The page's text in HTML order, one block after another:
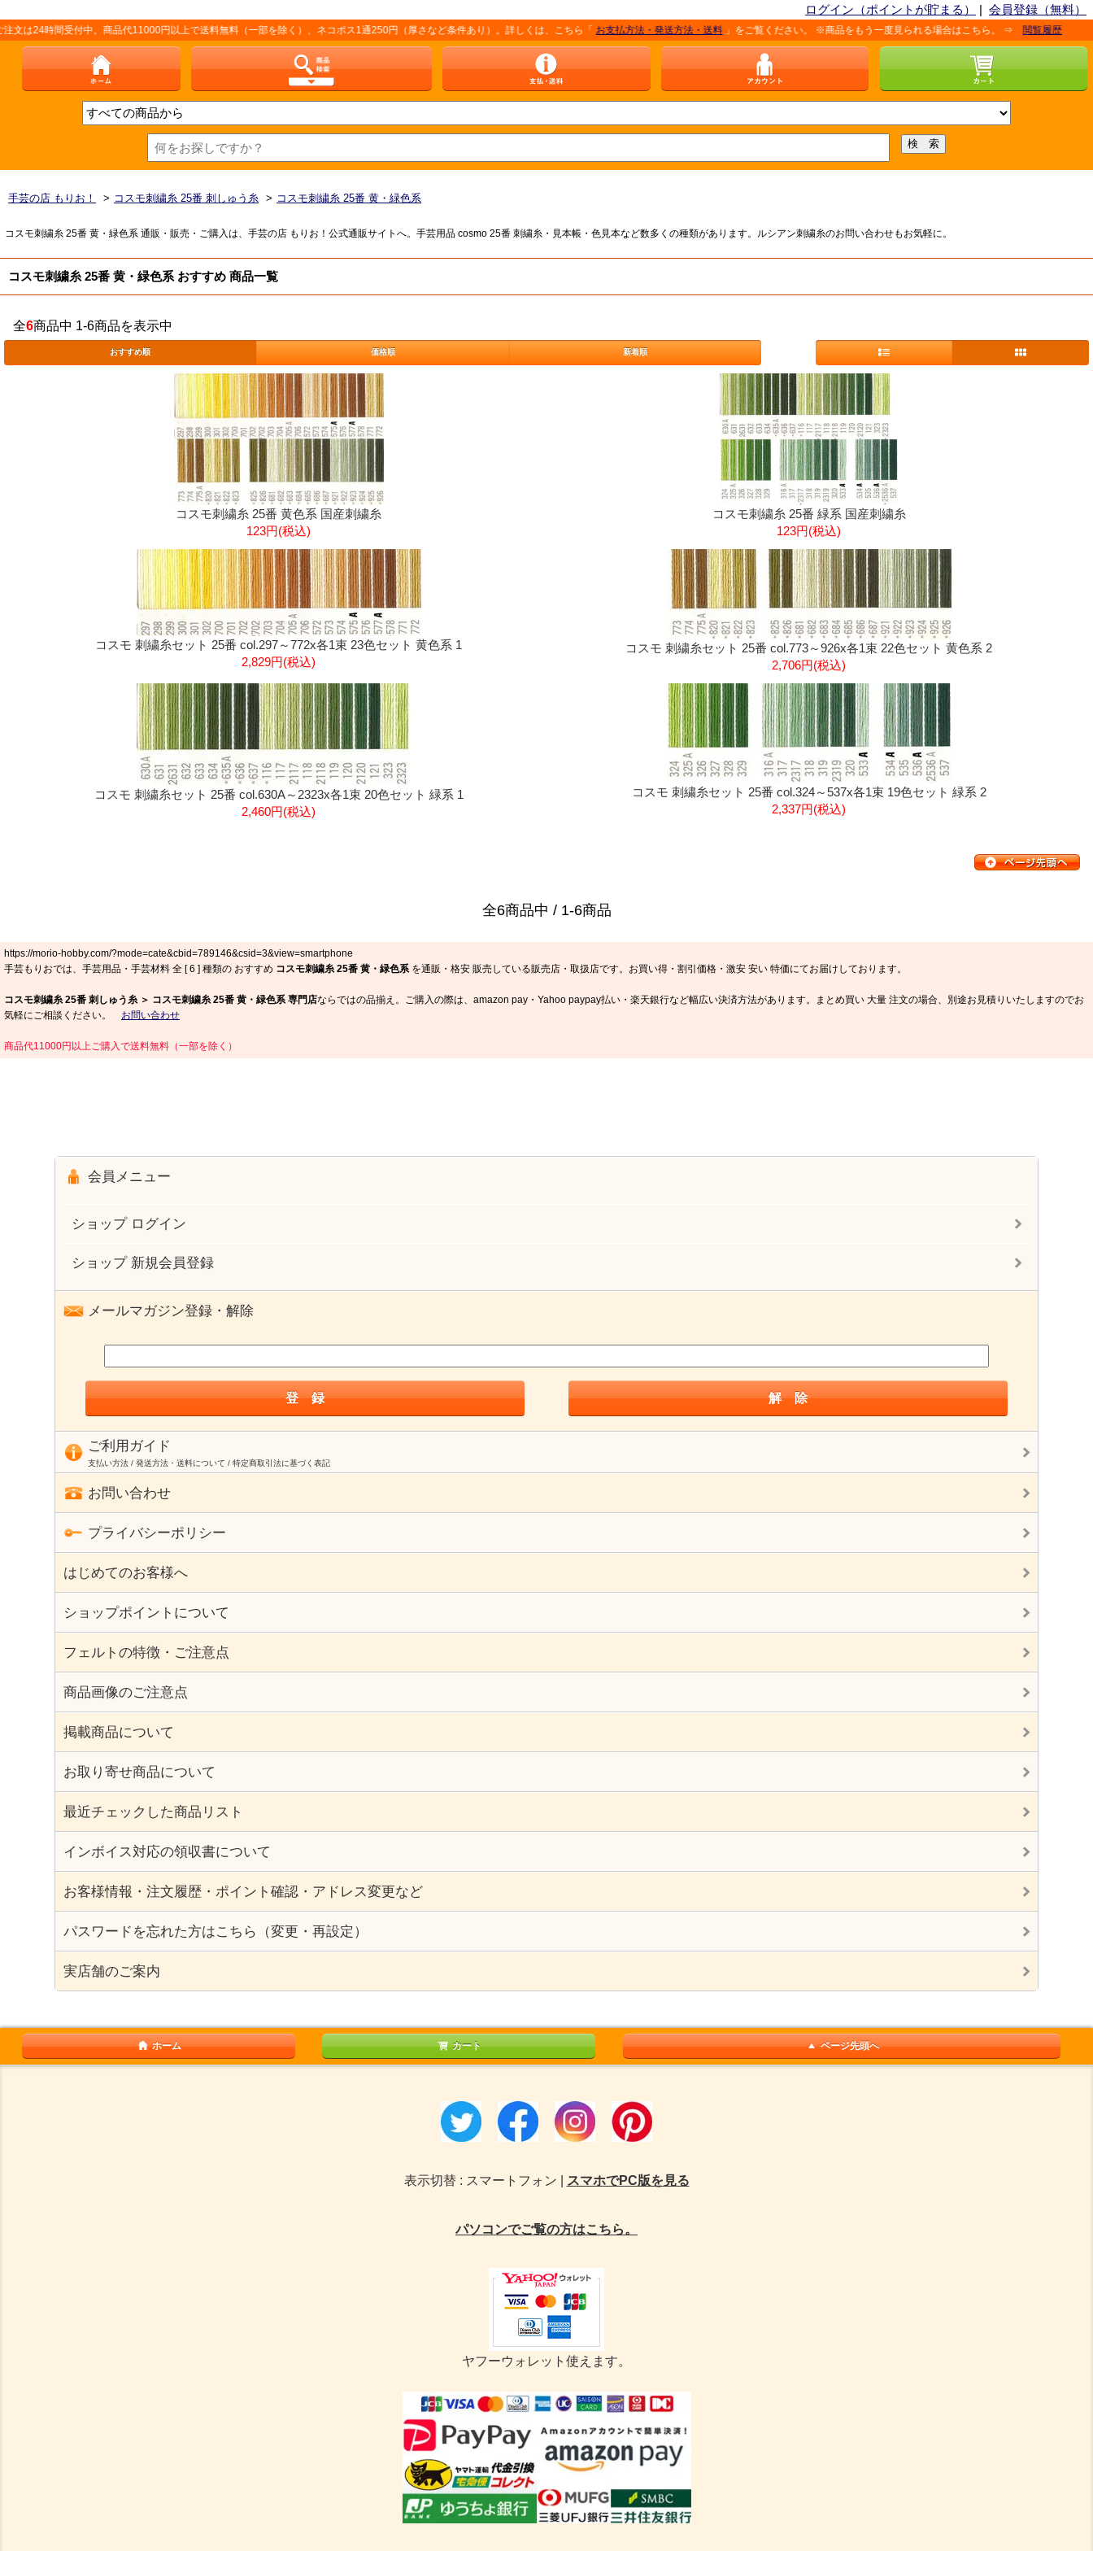
ログイン（ポイントが貯まる） | 会員登録（無料）
時間受付中。商品代11000円以上で送料無料（一部を除く）、ネコポス1通250円（厚さなど条件あり）。詳しくは、こちら「お支払方法・発送方法・送料」をご覧ください。 ※商品をもう一度見られる場合はこちら。 ⇒閲覧履歴
手芸の店 もりお！ > コスモ刺繍糸 25番 刺しゅう糸 > コスモ刺繍糸 25番 黄・緑色系
コスモ刺繍糸 25番 黄・緑色系 通販・販売・ご購入は、手芸の店 もりお！公式通販サイトへ。手芸用品 cosmo 25番 刺繍糸・見本帳・色見本など数多くの種類があります。ルシアン刺繍糸のお問い合わせもお気軽に。
コスモ刺繍糸 25番 黄・緑色系 おすすめ 商品一覧
全6商品中 1-6商品を表示中
おすすめ順 価格順 新着順
コスモ刺繍糸 25番 黄色系 国産刺繍糸
123円(税込)
コスモ刺繍糸 25番 緑系 国産刺繍糸
123円(税込)
コスモ 刺繍糸セット 25番 col.297～772x各1束 23色セット 黄色系 1
2,829円(税込)
コスモ 刺繍糸セット 25番 col.773～926x各1束 22色セット 黄色系 2
2,706円(税込)
コスモ 刺繍糸セット 25番 col.630A～2323x各1束 20色セット 緑系 1
2,460円(税込)
コスモ 刺繍糸セット 25番 col.324～537x各1束 19色セット 緑系 2
2,337円(税込)
全6商品中 / 1-6商品
https://morio-hobby.com/?mode=cate&cbid=789146&csid=3&view=smartphone
手芸もりおでは、手芸用品・手芸材料 全 [6 ] 種類の おすすめ コスモ刺繍糸 25番 黄・緑色系を通販・格安 販売している販売店・取扱店です。お買い得・割引価格・激安 安い 特価にてお届けしております。
コスモ刺繍糸 25番 刺しゅう糸 ＞ コスモ刺繍糸 25番 黄・緑色系 専門店ならではの品揃え。ご購入の際は、amazon pay・Yahoo paypay払い・楽天銀行など幅広い決済方法があります。まとめ買い 大量 注文の場合、別途お見積りいたしますのでお
気軽にご相談ください。 お問い合わせ
商品代11000円以上ご購入で送料無料（一部を除く）
会員メニュー
ショップ ログイン
ショップ 新規会員登録
メールマガジン登録・解除
ご利用ガイド
支払い方法 / 発送方法・送料について / 特定商取引法に基づく表記
お問い合わせ
プライバシーポリシー
はじめてのお客様へ
ショップポイントについて
フェルトの特徴・ご注意点
商品画像のご注意点
掲載商品について
お取り寄せ商品について
最近チェックした商品リスト
インボイス対応の領収書について
お客様情報・注文履歴・ポイント確認・アドレス変更など
パスワードを忘れた方はこちら（変更・再設定）
実店舗のご案内
ホーム カート ページ先頭へ
表示切替 : スマートフォン | スマホでPC版を見る
パソコンでご覧の方はこちら。
ヤフーウォレット使えます。